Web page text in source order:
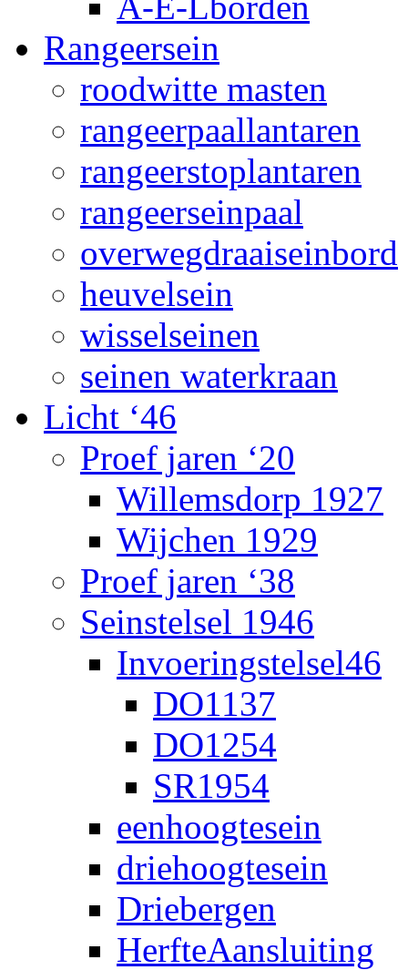
Rangeersein
roodwitte masten
rangeerpaallantaren
rangeerstoplantaren
rangeerseinpaal
overwegdraaiseinbord
heuvelsein
wisselseinen
seinen waterkraan
Licht ‘46
Proef jaren ‘20
Willemsdorp 1927
Wijchen 1929
Proef jaren ‘38
Seinstelsel 1946
Invoeringstelsel46
DO1137
DO1254
SR1954
eenhoogtesein
driehoogtesein
Driebergen
HerfteAansluiting